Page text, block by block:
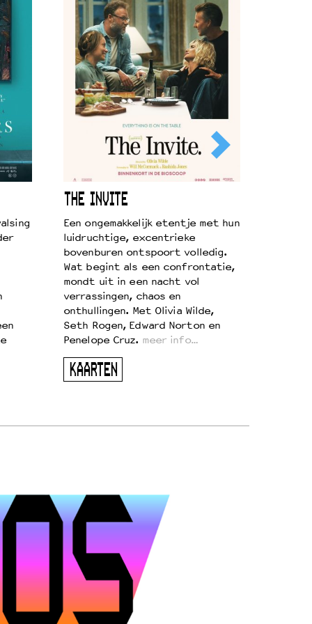
THE INVITE
Een ongemakkelijk etentje met hun
luidruchtige, excentrieke
bovenburen ontspoort volledig.
Wat begint als een confrontatie,
mondt uit in een nacht vol
verrassingen, chaos en
onthullingen. Met Olivia Wilde,
Seth Rogen, Edward Norton en
Penelope Cruz. meer info…
KAARTEN